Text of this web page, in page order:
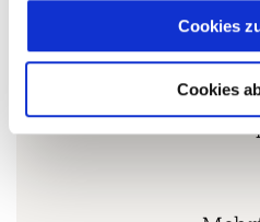
Cookies
Cookies
Persönliche